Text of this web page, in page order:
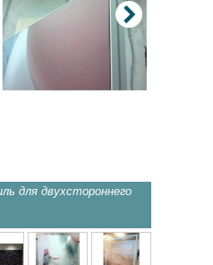
для двухстороннего